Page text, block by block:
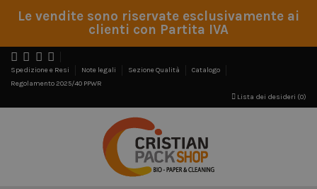
Le vendite sono riservate esclusivamente ai
clienti con Partita IVA
Spedizione e Resi Note legali Sezione Qualità
Catalogo
Regolamento 2025/40 PPWR
Lista dei desideri (0)